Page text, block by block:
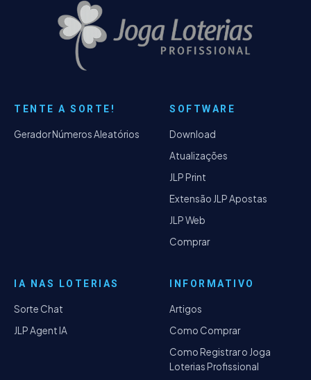
TENTE A SORTE!
Gerador Números Aleatórios
SOFTWARE
Download
Atualizações
JLP Print
Extensão JLP Apostas
JLP Web
Comprar
IA NAS LOTERIAS
Sorte Chat
JLP Agent IA
INFORMATIVO
Artigos
Como Comprar
Como Registrar o Joga
Loterias Profissional